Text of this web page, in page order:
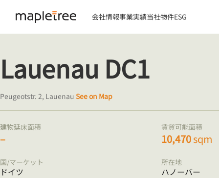
会社情報事業実績当社物件ESG
Lauenau DC1
Peugeotstr. 2, Lauenau See on Map
建物延床面積
–
賃貸可能面積
10,470sqm
国/マーケット
ドイツ
所在地
ハノーバー